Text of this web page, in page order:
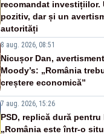
recomandat investițiilor.
pozitiv, dar și un
autorități
8 aug. 2026, 08:51
Nicușor Dan,
Moody’s: „România
creștere economică”
7 aug. 2026, 15:26
PSD, replică dură
„România este într-o